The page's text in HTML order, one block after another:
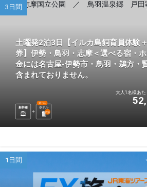
3日間
土曜発2泊3日【イルカ島飼育員体験
券】伊勢・鳥羽・志摩＜選べる宿
金には名古屋-伊勢市・鳥羽・鵜方・
含まれておりません。
新幹線 ホテル
選べる
2泊
大人1名様あた
1日間